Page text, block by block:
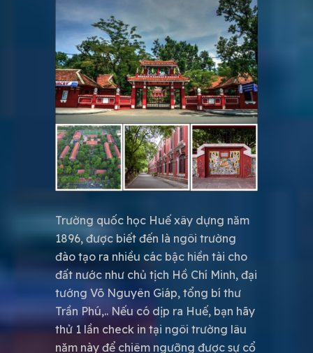
Trường quốc học Huế xây dựng năm
1896, được biết đến là ngôi trường
đào tạo ra nhiều các bậc hiền tài cho
đất nước như chủ tịch Hồ Chí Minh, đại
tướng Võ Nguyên Giáp, tổng bí thư
Trần Phú,.. Nếu có dịp ra Huế, bạn hãy
thử 1 lần check in tại ngôi trường lâu
năm này để chiêm ngưỡng được sự cổ